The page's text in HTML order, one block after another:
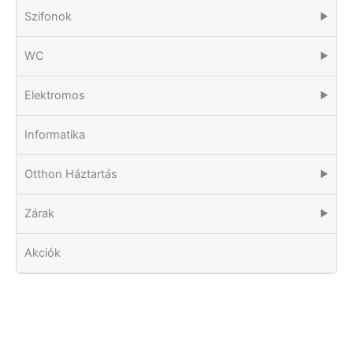
Szifonok ▶
WC ▶
Elektromos ▶
Informatika
Otthon Háztartás ▶
Zárak ▶
Akciók